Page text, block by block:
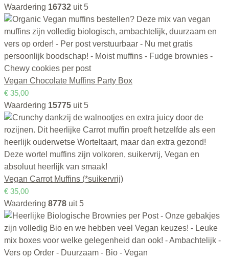
Waardering 16732 uit 5
Vegan Chocolate Muffins Party Box
€ 35,00
Waardering 15775 uit 5
Vegan Carrot Muffins (*suikervrij)
€ 35,00
Waardering 8778 uit 5